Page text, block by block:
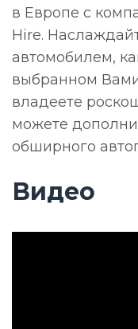
в Европе с
Hire.
автомобилем,
выбранном
владеете
можете
обширного
Видео